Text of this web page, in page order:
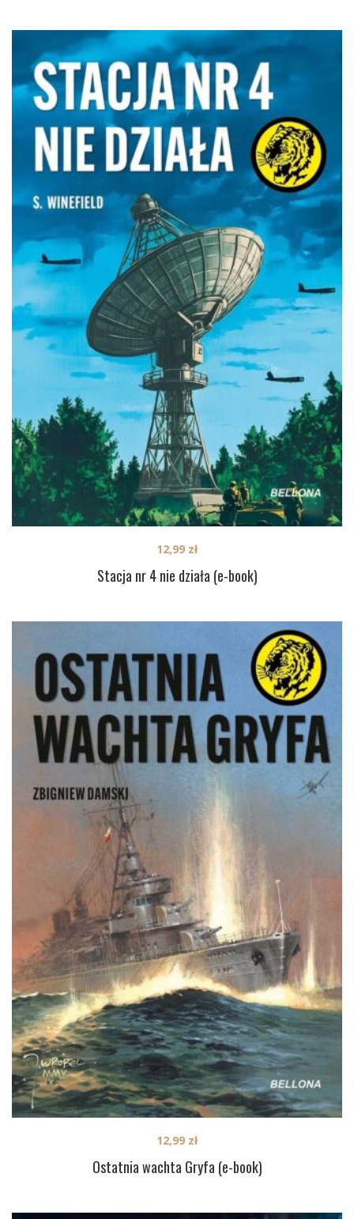
Stacja nr 4 nie działa (e-book)
12,99 zł
Ostatnia wachta Gryfa (e-book)
12,99 zł